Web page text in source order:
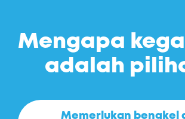
Mengapa
adalah
Memerlukan bengkel